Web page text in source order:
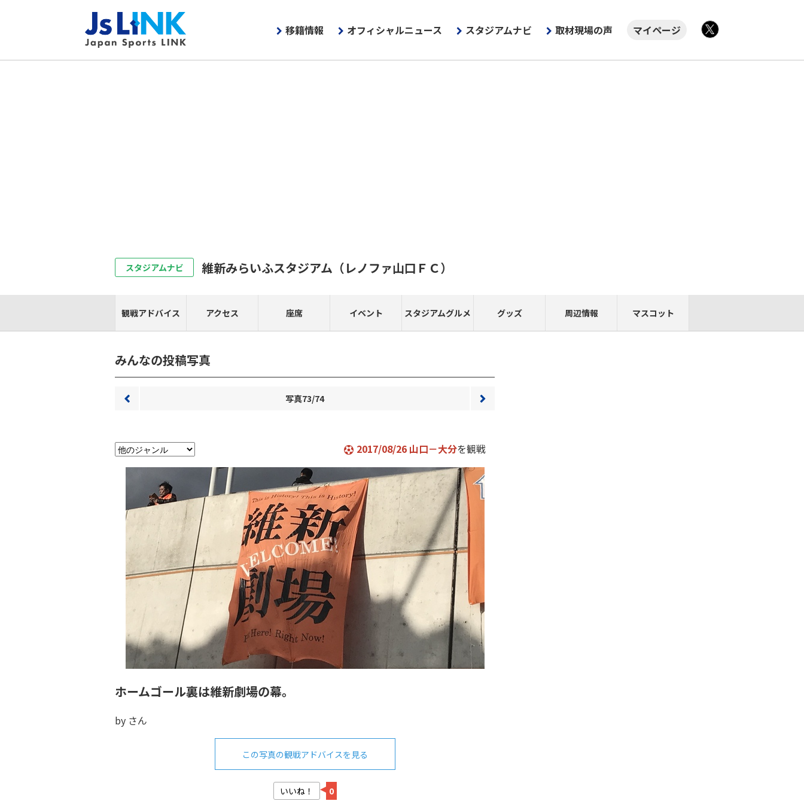
移籍情報 オフィシャルニュース スタジアムナビ 取材現場の声
マイページ
スタジアムナビ 維新みらいふスタジアム （レノファ山口ＦＣ）
観戦アドバイス アクセス 座席 イベント スタジアムグルメ グッズ 周辺情報 マスコット
みんなの投稿写真
写真73/74
2017/08/26 山口－大分を観戦
ホームゴール裏は維新劇場の幕。
by さん
この写真の観戦アドバイスを見る
いいね！ 0